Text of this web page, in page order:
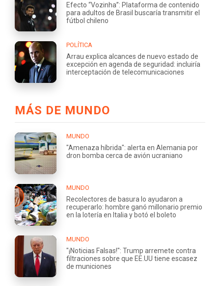
Efecto “Vozinha”: Plataforma de contenido
para adultos de Brasil buscaría transmitir el
fútbol chileno
POLÍTICA
Arrau explica alcances de nuevo estado de
excepción en agenda de seguridad: incluiría
interceptación de telecomunicaciones
MÁS DE MUNDO
MUNDO
"Amenaza híbrida": alerta en Alemania por
dron bomba cerca de avión ucraniano
MUNDO
Recolectores de basura lo ayudaron a
recuperarlo: hombre ganó millonario premio
en la lotería en Italia y botó el boleto
MUNDO
"¡Noticias Falsas!": Trump arremete contra
filtraciones sobre que EE.UU tiene escasez
de municiones